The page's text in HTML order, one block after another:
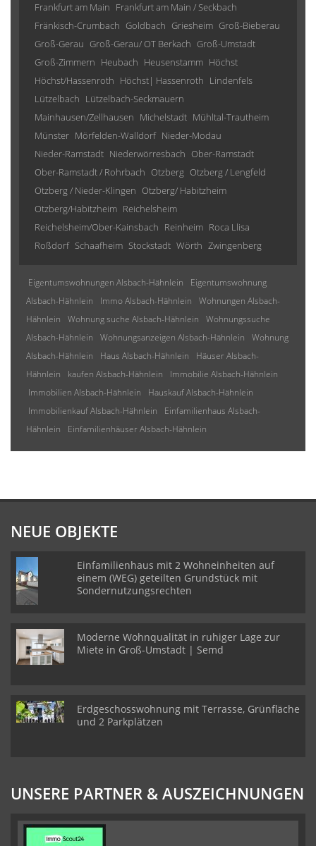
Frankfurt am Main Frankfurt am Main / Seckbach
Fränkisch-Crumbach Goldbach Griesheim Groß-Bieberau
Groß-Gerau Groß-Gerau/ OT Berkach Groß-Umstadt
Groß-Zimmern Heubach Heusenstamm Höchst
Höchst/Hassenroth Höchst| Hassenroth Lindenfels
Lützelbach Lützelbach-Seckmauern
Mainhausen/Zellhausen Michelstadt Mühltal-Trautheim
Münster Mörfelden-Walldorf Nieder-Modau
Nieder-Ramstadt Niederwörresbach Ober-Ramstadt
Ober-Ramstadt / Rohrbach Otzberg Otzberg / Lengfeld
Otzberg / Nieder-Klingen Otzberg/ Habitzheim
Otzberg/Habitzheim Reichelsheim
Reichelsheim/Ober-Kainsbach Reinheim Roca Llisa
Roßdorf Schaafheim Stockstadt Wörth Zwingenberg
Eigentumswohnungen Alsbach-Hähnlein
Eigentumswohnung
Alsbach-Hähnlein
Immo Alsbach-Hähnlein
Wohnungen Alsbach-
Hähnlein
Wohnung suche Alsbach-Hähnlein
Wohnungssuche
Alsbach-Hähnlein
Wohnungsanzeigen Alsbach-Hähnlein
Wohnung
Alsbach-Hähnlein
Haus Alsbach-Hähnlein
Häuser Alsbach-
Hähnlein
kaufen Alsbach-Hähnlein
Immobilie Alsbach-Hähnlein
Immobilien Alsbach-Hähnlein
Hauskauf Alsbach-Hähnlein
Immobilienkauf Alsbach-Hähnlein
Einfamilienhaus Alsbach-
Hähnlein
Einfamilienhäuser Alsbach-Hähnlein
NEUE OBJEKTE
Einfamilienhaus mit 2 Wohneinheiten auf
einem (WEG) geteilten Grundstück mit
Sondernutzungsrechten
Moderne Wohnqualität in ruhiger Lage zur
Miete in Groß-Umstadt | Semd
Erdgeschosswohnung mit Terrasse, Grünfläche
und 2 Parkplätzen
UNSERE PARTNER & AUSZEICHNUNGEN